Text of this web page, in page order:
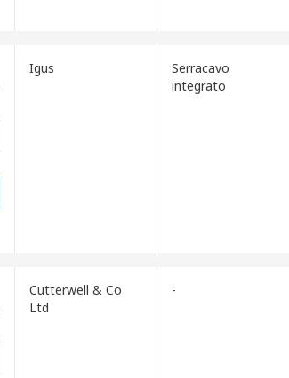
Igus
Serracavo
integrato
Cutterwell & Co
Ltd
-